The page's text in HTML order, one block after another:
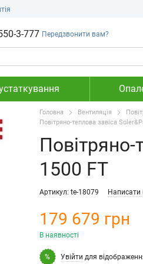
3-777 Передзвонити вам?
Головна Вентиляція
Повітряно-теплова завіса
Повітряно-
1500 FT
Артикул: te-18079 Написати
179 679 грн
В наявності
% Увійти для